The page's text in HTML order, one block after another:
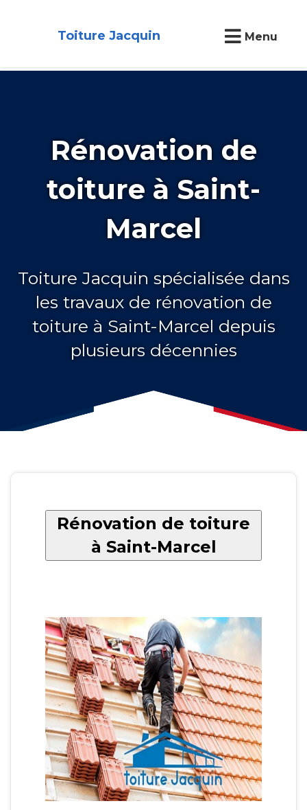
Toiture Jacquin Menu
Rénovation de
toiture à Saint-
Marcel
Toiture Jacquin spécialisée dans
les travaux de rénovation de
toiture à Saint-Marcel depuis
plusieurs décennies
Rénovation de toiture
à Saint-Marcel